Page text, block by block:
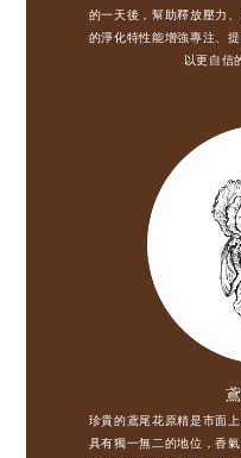
的一天後，幫助釋放壓力
的淨化特性能增強專注、
以更自信
珍貴的鳶尾花原精是市面
具有獨一無二的地位，香